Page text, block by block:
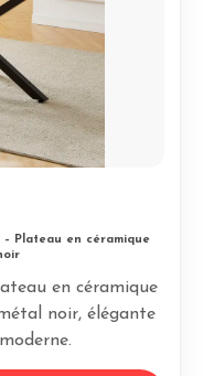
Plateau en céramique
en céramique
noir, élégante